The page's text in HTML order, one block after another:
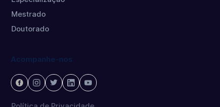
Mestrado
Doutorado
Acompanhe-nos